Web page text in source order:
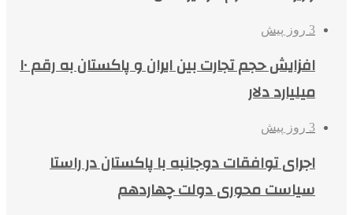
3 روز پیش
افزایش حجم تجارت بین ایران و پاکستان به رقم ۱۰
میلیارد دلار
3 روز پیش
اجرای توافقات دوجانبه با پاکستان در راستا
سیاست محوری دولت چهاردهم